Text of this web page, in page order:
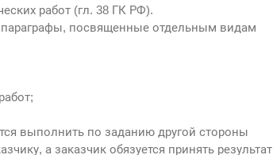
работ (гл. 38 ГК РФ).
посвященные отдельным видам
выполнить по заданию другой стороны
а заказчик обязуется принять результат